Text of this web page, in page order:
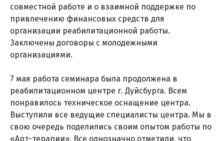
совместной работе и о взаимной поддержке по
привлечению финансовых средств для
организации реабилитационной работы.
Заключены договоры с молодежными
организациями.
7 мая работа семинара была продолжена в
реабилитационном центре г. Дуйсбурга. Всем
понравилось техническое оснащение центра.
Выступили все ведущие специалисты центра. Мы в
свою очередь поделились своим опытом работы по
«Арт-терапии». Все однозначно отметили, что